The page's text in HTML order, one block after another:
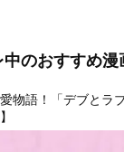
のおすすめ
物語！「デブとラ